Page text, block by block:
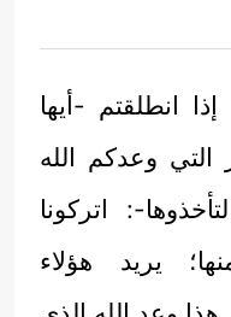
انطلقتم -أيها
التي وعدكم الله
: اتركونا
يريد هؤلاء